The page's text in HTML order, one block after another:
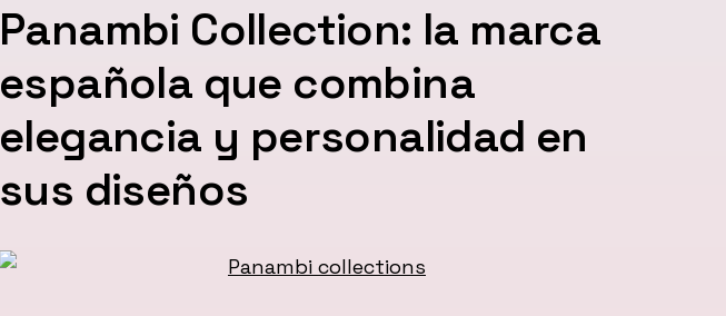
Panambi Collection: la marca
española que combina
elegancia y personalidad en
sus diseños